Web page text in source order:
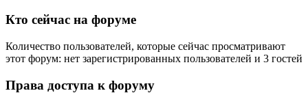
Кто сейчас на форуме
Количество пользователей, которые сейчас просматривают
этот форум: нет зарегистрированных пользователей и 3 гостей
Права доступа к форуму